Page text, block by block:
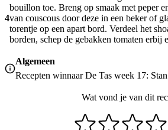
4
bouillon toe. Breng op smaak met peper
van couscous door deze in een beker of
torentje op een apart bord. Verdeel het
borden, schep de gebakken tomaten erbij
Algemeen
Recepten winnaar De Tas week 17:
Wat vond je van dit